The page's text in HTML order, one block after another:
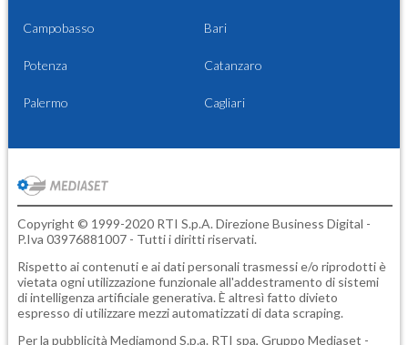
Campobasso Bari
Potenza Catanzaro
Palermo Cagliari
Copyright © 1999-2020 RTI S.p.A. Direzione Business Digital -
P.Iva 03976881007 - Tutti i diritti riservati.
Rispetto ai contenuti e ai dati personali trasmessi e/o riprodotti è
vietata ogni utilizzazione funzionale all'addestramento di sistemi
di intelligenza artificiale generativa. È altresì fatto divieto
espresso di utilizzare mezzi automatizzati di data scraping.
Per la pubblicità Mediamond S.p.a. RTI spa, Gruppo Mediaset -